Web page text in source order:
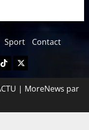
Sport Contact
| MoreNews par